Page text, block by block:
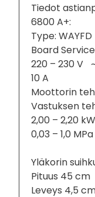
Tiedot
6800 A+:
Type: WAYFD
Board
220 – 230 V
10 A
Moottorin
Vastuksen
2,00 – 2,20 kW
0,03 – 1,0 MPa
Yläkorin
Pituus 45 cm
Leveys 4,5